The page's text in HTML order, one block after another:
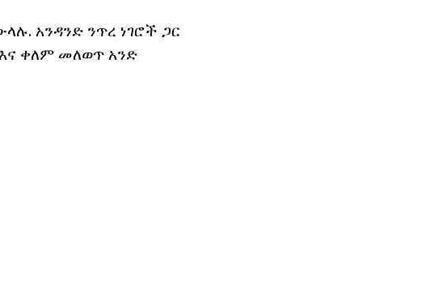
አንዳንድ ንጥረ ነገሮች ጋር
ቀለም መለወጥ አንድ